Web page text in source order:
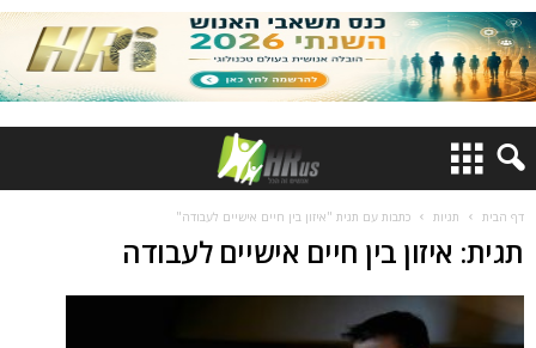
דף הבית תגיות כתבות עם תגית "איזון בין חיים אישיים לעבודה"
תגית: איזון בין חיים אישיים לעבודה